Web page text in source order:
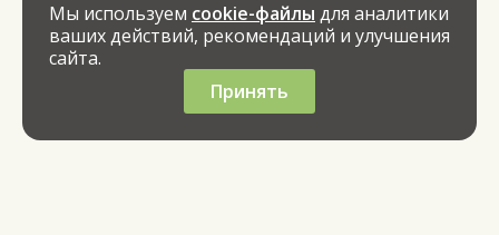
Мы используем cookie-файлы для аналитики
ваших действий, рекомендаций и улучшения
сайта.
Принять